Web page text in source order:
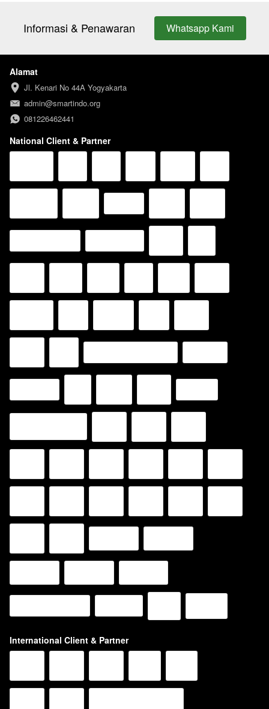
Informasi & Penawaran `
Whatsapp Kami
Alamat
Jl. Kenari No 44A Yogyakarta
admin@smartindo.org
081226462441
National Client & Partner
International Client & Partner